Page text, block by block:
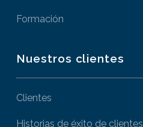
Formación
Nuestros clientes
Clientes
Historias de éxito de clientes